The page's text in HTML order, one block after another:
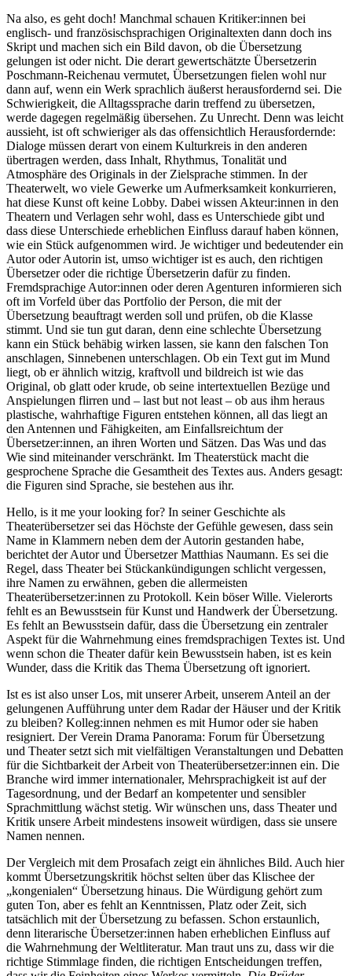
Na also, es geht doch! Manchmal schauen Kritiker:innen bei
englisch- und französischsprachigen Originaltexten dann doch ins
Skript und machen sich ein Bild davon, ob die Übersetzung
gelungen ist oder nicht. Die derart gewertschätzte Übersetzerin
Poschmann-Reichenau vermutet, Übersetzungen fielen wohl nur
dann auf, wenn ein Werk sprachlich äußerst herausfordernd sei. Die
Schwierigkeit, die Alltagssprache darin treffend zu übersetzen,
werde dagegen regelmäßig übersehen. Zu Unrecht. Denn was leicht
aussieht, ist oft schwieriger als das offensichtlich Herausfordernde:
Dialoge müssen derart von einem Kulturkreis in den anderen
übertragen werden, dass Inhalt, Rhythmus, Tonalität und
Atmosphäre des Originals in der Zielsprache stimmen. In der
Theaterwelt, wo viele Gewerke um Aufmerksamkeit konkurrieren,
hat diese Kunst oft keine Lobby. Dabei wissen Akteur:innen in den
Theatern und Verlagen sehr wohl, dass es Unterschiede gibt und
dass diese Unterschiede erheblichen Einfluss darauf haben können,
wie ein Stück aufgenommen wird. Je wichtiger und bedeutender ein
Autor oder Autorin ist, umso wichtiger ist es auch, den richtigen
Übersetzer oder die richtige Übersetzerin dafür zu finden.
Fremdsprachige Autor:innen oder deren Agenturen informieren sich
oft im Vorfeld über das Portfolio der Person, die mit der
Übersetzung beauftragt werden soll und prüfen, ob die Klasse
stimmt. Und sie tun gut daran, denn eine schlechte Übersetzung
kann ein Stück behäbig wirken lassen, sie kann den falschen Ton
anschlagen, Sinnebenen unterschlagen. Ob ein Text gut im Mund
liegt, ob er ähnlich witzig, kraftvoll und bildreich ist wie das
Original, ob glatt oder krude, ob seine intertextuellen Bezüge und
Anspielungen flirren und – last but not least ­– ob aus ihm heraus
plastische, wahrhaftige Figuren entstehen können, all das liegt an
den Antennen und Fähigkeiten, am Einfallsreichtum der
Übersetzer:innen, an ihren Worten und Sätzen. Das Was und das
Wie sind miteinander verschränkt. Im Theaterstück macht die
gesprochene Sprache die Gesamtheit des Textes aus. Anders gesagt:
die Figuren sind Sprache, sie bestehen aus ihr.
Hello, is it me your looking for? In seiner Geschichte als
Theaterübersetzer sei das Höchste der Gefühle gewesen, dass sein
Name in Klammern neben dem der Autorin gestanden habe,
berichtet der Autor und Übersetzer Matthias Naumann. Es sei die
Regel, dass Theater bei Stückankündigungen schlicht vergessen,
ihre Namen zu erwähnen, geben die allermeisten
Theaterübersetzer:innen zu Protokoll. Kein böser Wille. Vielerorts
fehlt es an Bewusstsein für Kunst und Handwerk der Übersetzung.
Es fehlt an Bewusstsein dafür, dass die Übersetzung ein zentraler
Aspekt für die Wahrnehmung eines fremdsprachigen Textes ist. Und
wenn schon die Theater dafür kein Bewusstsein haben, ist es kein
Wunder, dass die Kritik das Thema Übersetzung oft ignoriert.
Ist es ist also unser Los, mit unserer Arbeit, unserem Anteil an der
gelungenen Aufführung unter dem Radar der Häuser und der Kritik
zu bleiben? Kolleg:innen nehmen es mit Humor oder sie haben
resigniert. Der Verein Drama Panorama: Forum für Übersetzung
und Theater setzt sich mit vielfältigen Veranstaltungen und Debatten
für die Sichtbarkeit der Arbeit von Theaterübersetzer:innen ein. Die
Branche wird immer internationaler, Mehrsprachigkeit ist auf der
Tagesordnung, und der Bedarf an kompetenter und sensibler
Sprachmittlung wächst stetig. Wir wünschen uns, dass Theater und
Kritik unsere Arbeit mindestens insoweit würdigen, dass sie unsere
Namen nennen.
Der Vergleich mit dem Prosafach zeigt ein ähnliches Bild. Auch hier
kommt Übersetzungskritik höchst selten über das Klischee der
„kongenialen“ Übersetzung hinaus. Die Würdigung gehört zum
guten Ton, aber es fehlt an Kenntnissen, Platz oder Zeit, sich
tatsächlich mit der Übersetzung zu befassen. Schon erstaunlich,
denn literarische Übersetzer:innen haben erheblichen Einfluss auf
die Wahrnehmung der Weltliteratur. Man traut uns zu, dass wir die
richtige Stimmlage finden, die richtigen Entscheidungen treffen,